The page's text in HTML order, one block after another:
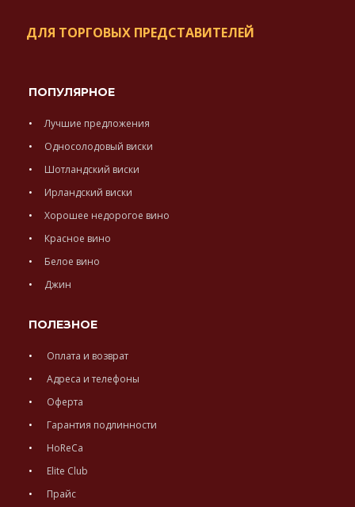
ДЛЯ ТОРГОВЫХ ПРЕДСТАВИТЕЛЕЙ
ПОПУЛЯРНОЕ
Лучшие предложения
Односолодовый виски
Шотландский виски
Ирландский виски
Хорошее недорогое вино
Красное вино
Белое вино
Джин
ПОЛЕЗНОЕ
Оплата и возврат
Адреса и телефоны
Оферта
Гарантия подлинности
HoReCa
Elite Club
Прайс